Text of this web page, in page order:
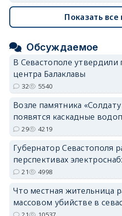
Показать все
Обсуждаемое
В Севастополе утвердили
центра Балаклавы
32 5540
Возле памятника
появятся каскадные
29 4219
Губернатор Севастополя
перспективах
21 4998
Что местная жительница
массовом убийстве в